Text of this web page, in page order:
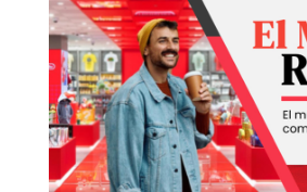
Cultura DUPE:
Sustitutos
Estrategias Con Calle